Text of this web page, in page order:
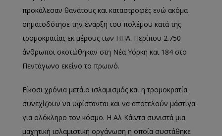
προκάλεσαν θανάτους και καταστροφές ενώ ακόμα
σηματοδότησε την έναρξη του πολέμου κατά της
τρομοκρατίας εκ μέρους των ΗΠΑ. Περίπου 2.750
άνθρωποι σκοτώθηκαν στη Νέα Υόρκη και 184 στο
Πεντάγωνο εκείνο το πρωινό.
Είκοσι χρόνια μετά,ο ισλαμισμός και η τρομοκρατία
συνεχίζουν να υφίστανται και να αποτελούν μάστιγα
για ολόκληρο τον κόσμο. Η Αλ Κάιντα συνιστά μια
μαχητική ισλαμιστική οργάνωση η οποία συστάθηκε